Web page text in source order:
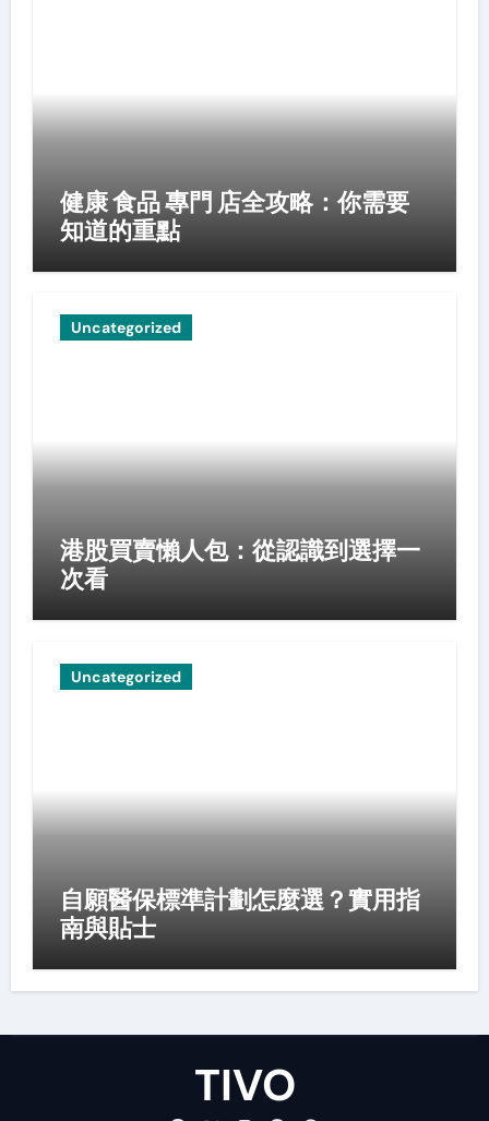
健康 食品 專門 店全攻略：你需要
知道的重點
Uncategorized
港股買賣懶人包：從認識到選擇一
次看
Uncategorized
自願醫保標準計劃怎麼選？實用指
南與貼士
TIVO